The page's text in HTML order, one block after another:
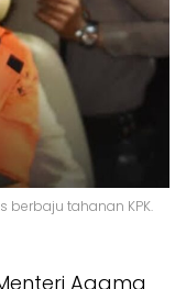
berbaju tahanan KPK.
Agama